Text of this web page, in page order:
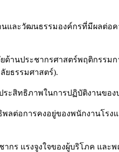
านและวัฒนธรรมองค์กรที่มีผล
ด้านประชากรศาสตร์พฤติกรร
ธรรมศาสตร์).
ระสิทธิภาพในการปฏิบัติงานข
พลต่อการคงอยู่ของพนักงานโ
กร แรงจูงใจของผู้บริโภค แล